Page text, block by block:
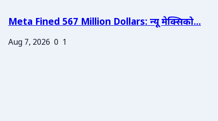
Meta Fined 567 Million Dollars: न्यू मेक्सिको...
Aug 7, 2026 0 1